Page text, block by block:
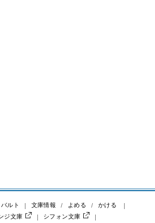
ルト 文庫情報 よめる
かける
ジ文庫
シフォン文庫